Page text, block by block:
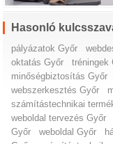
Hasonló
pályázatok Győr
oktatás Győr
tréningek
minőségbiztosítás Győr
webszerkesztés Győr
számítástechnikai
weboldal tervezés Győr
Győr
weboldal Győr